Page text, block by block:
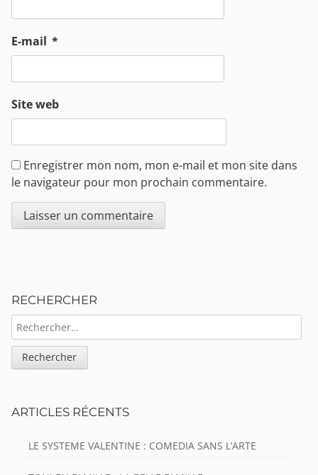
E-mail *
Site web
Enregistrer mon nom, mon e-mail et mon site dans
le navigateur pour mon prochain commentaire.
RECHERCHER
RECHERCHER :
ARTICLES RÉCENTS
LE SYSTEME VALENTINE : COMEDIA SANS L’ARTE